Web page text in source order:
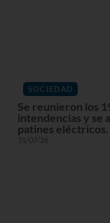
SOCIEDAD
Se reunieron los
intendencias y se
patines
31/07/26